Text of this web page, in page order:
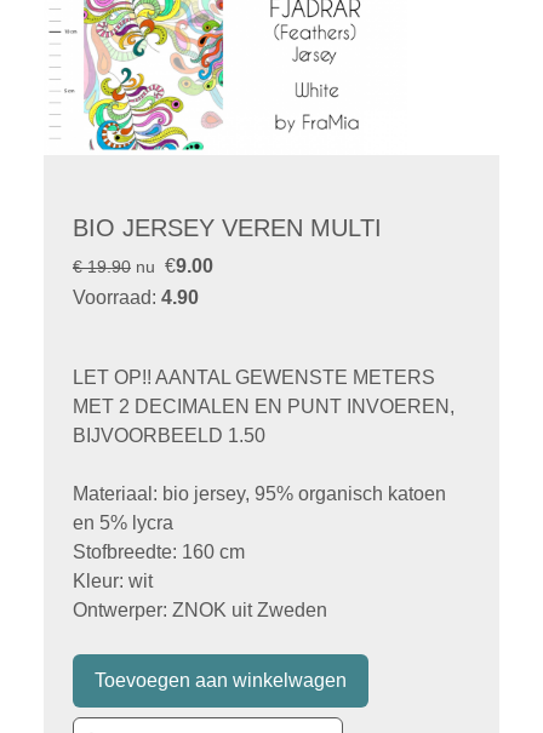
BIO JERSEY VEREN MULTI
€ 19.90 nu €9.00
Voorraad: 4.90
LET OP!! AANTAL GEWENSTE METERS
MET 2 DECIMALEN EN PUNT INVOEREN,
BIJVOORBEELD 1.50
Materiaal: bio jersey, 95% organisch katoen
en 5% lycra
Stofbreedte: 160 cm
Kleur: wit
Ontwerper: ZNOK uit Zweden